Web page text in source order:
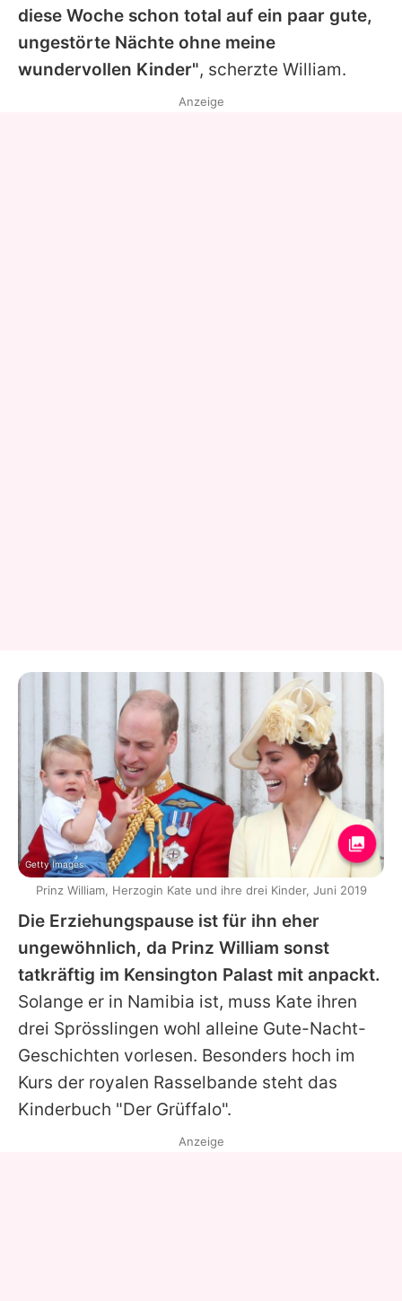
diese Woche schon total auf ein paar gute,
ungestörte Nächte ohne meine
wundervollen Kinder", scherzte William.
Die Erziehungspause ist für ihn eher
ungewöhnlich, da Prinz William sonst
tatkräftig im Kensington Palast mit anpackt.
Solange er in Namibia ist, muss Kate ihren
drei Sprösslingen wohl alleine Gute-Nacht-
Geschichten vorlesen. Besonders hoch im
Kurs der royalen Rasselbande steht das
Kinderbuch "Der Grüffalo".
Anzeige
Getty Images
Prinz William, Herzogin Kate und ihre drei Kinder, Juni 2019
Anzeige